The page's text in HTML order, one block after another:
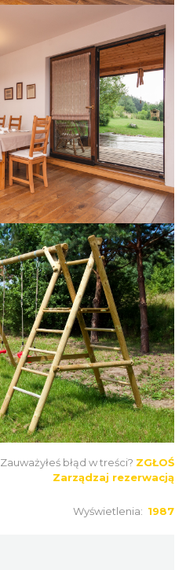
Zauważyłeś błąd w treści? ZGŁOŚ
Zarządzaj rezerwacją
Wyświetlenia: 1987